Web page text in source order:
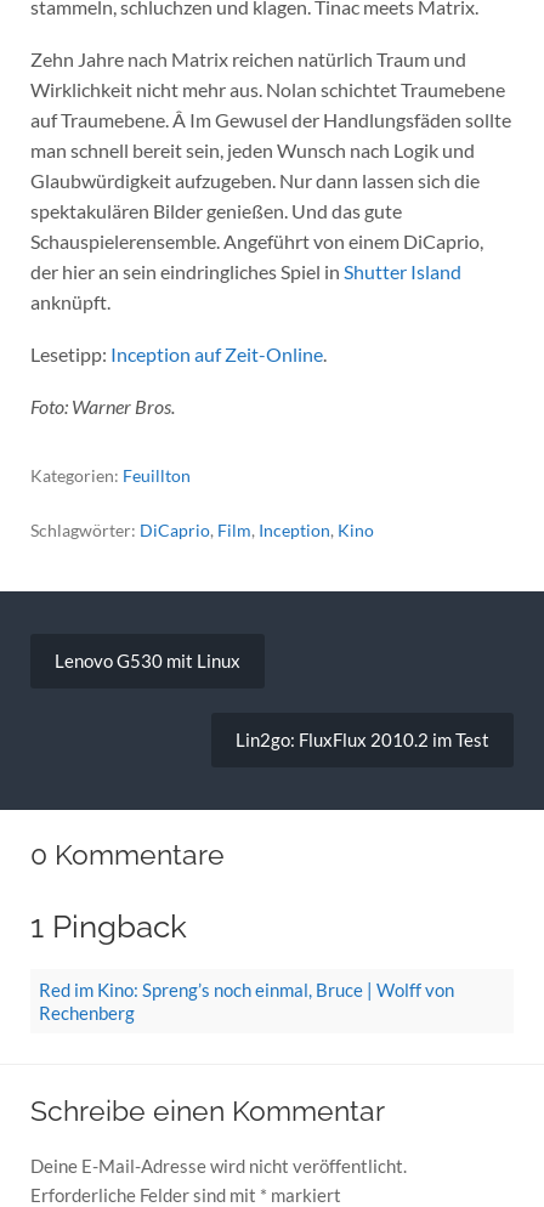
stammeln, schluchzen und klagen. Tinac meets Matrix.
Zehn Jahre nach Matrix reichen natürlich Traum und
Wirklichkeit nicht mehr aus. Nolan schichtet Traumebene
auf Traumebene. Â Im Gewusel der Handlungsfäden sollte
man schnell bereit sein, jeden Wunsch nach Logik und
Glaubwürdigkeit aufzugeben. Nur dann lassen sich die
spektakulären Bilder genießen. Und das gute
Schauspielerensemble. Angeführt von einem DiCaprio,
der hier an sein eindringliches Spiel in Shutter Island
anknüpft.
Lesetipp: Inception auf Zeit-Online.
Foto: Warner Bros.
Kategorien: Feuillton
Schlagwörter: DiCaprio, Film, Inception, Kino
Lenovo G530 mit Linux
Lin2go: FluxFlux 2010.2 im Test
0 Kommentare
1 Pingback
Red im Kino: Spreng’s noch einmal, Bruce | Wolff von
Rechenberg
Schreibe einen Kommentar
Deine E-Mail-Adresse wird nicht veröffentlicht.
Erforderliche Felder sind mit * markiert